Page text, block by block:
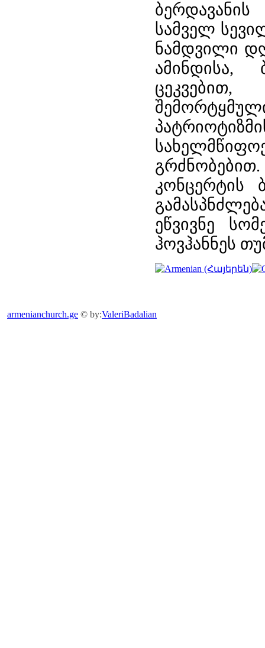
სამველ
ნამდვილი
ამინდისა,
გრძნობებით.
კონცერტის
ეწვივნე
ჰოვჰანნეს
armenianchurch.ge © by:ValeriBadalian